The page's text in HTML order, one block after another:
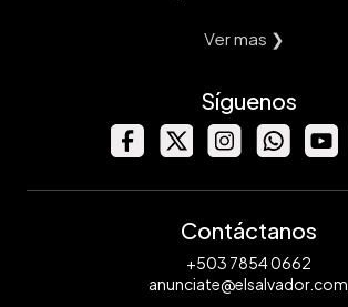
Ver mas ❯
Síguenos
Contáctanos
+503 7854 0662
anunciate@elsalvador.com